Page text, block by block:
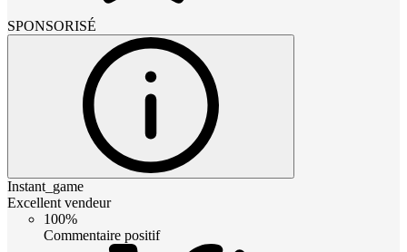
SPONSORISÉ
Instant_game
Excellent vendeur
100%
Commentaire positif